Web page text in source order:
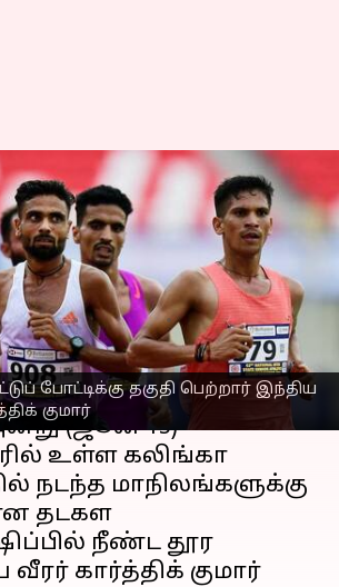
போட்டிக்கு தகுதி பெற்றார் இந்திய
குமார்
தகுதி பெற்றார்
வீரர்
குமார்
Jun 15, 2023 06:14 pm
(ஜூன் 15)
உள்ள கலிங்கா
நடந்த மாநிலங்களுக்கு
தடகள
நீண்ட தூர
கார்த்திக் குமார்